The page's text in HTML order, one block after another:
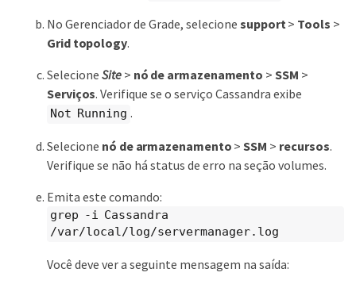
No Gerenciador de Grade, selecione support> Tools >
Grid topology.
Selecione Site> nó de armazenamento >SSM >
Serviços. Verifique se o serviço Cassandra exibe
Not Running .
Selecione nó de armazenamento >SSM > recursos.
Verifique se não há status de erro na seção volumes.
Emita este comando:
grep -i Cassandra
/var/local/log/servermanager.log
Você deve ver a seguinte mensagem na saída: